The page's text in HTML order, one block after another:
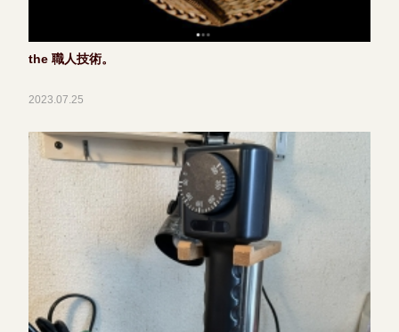
the 職人技術。
2023.07.25